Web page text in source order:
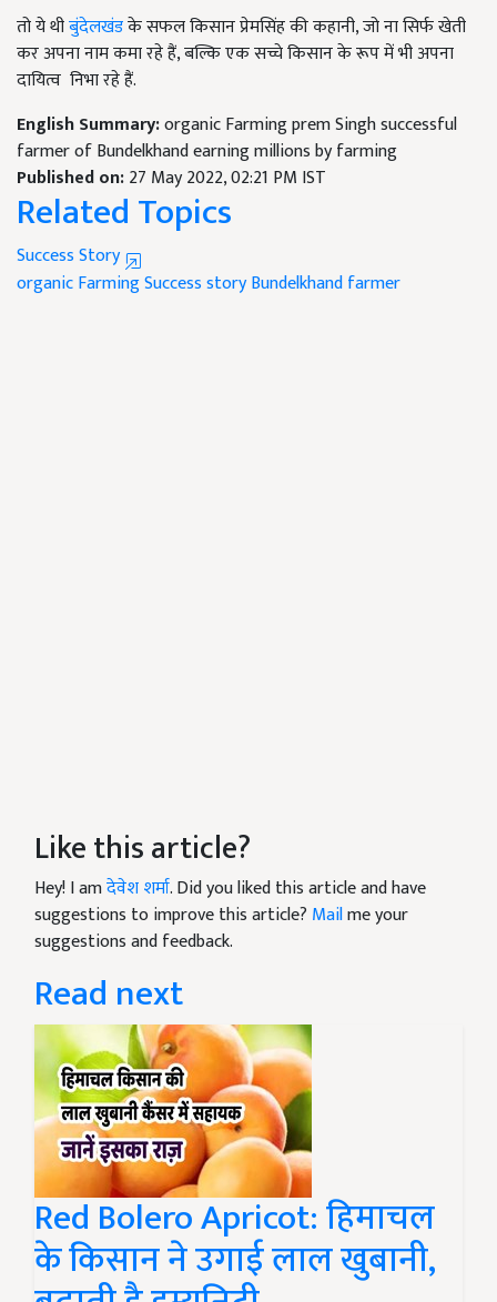
तो ये थीबुंदेलखंडके सफल किसान प्रेमसिंह की कहानी, जो ना सिर्फ खेती
कर अपना नाम कमा रहे हैं, बल्कि एक सच्चे किसान के रूप में भी अपना
दायित्व निभा रहे हैं.
English Summary:organic Farming prem Singh successful
farmer of Bundelkhand earning millions by farming
Published on:27 May 2022, 02:21 PM IST
Related Topics
Success Story
organic FarmingSuccess storyBundelkhand farmer
Like this article?
Hey! I amदेवेश शर्मा. Did you liked this article and have
suggestions to improve this article? Mailme your
suggestions and feedback.
Read next
Red Bolero Apricot: हिमाचल
के किसान ने उगाई लाल खुबानी,